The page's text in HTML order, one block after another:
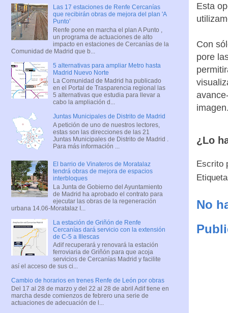
Esta
Con
pore
¿Lo
Escrito
No
Las 17 estaciones de Renfe Cercanías
que recibirán obras de mejora del plan 'A
Punto'
Renfe pone en marcha el plan A Punto ,
un programa de actuaciones de alto
impacto en estaciones de Cercanías de la
Comunidad de Madrid que b...
5 alternativas para ampliar Metro hasta
Madrid Nuevo Norte
La Comunidad de Madrid ha publicado
en el Portal de Trasparencia regional las
5 alternativas que estudia para llevar a
cabo la ampliación d...
Juntas Municipales de Distrito de Madrid
A petición de uno de nuestros lectores,
estas son las direcciones de las 21
Juntas Municipales de Distrito de Madrid .
Para más información ...
El barrio de Vinateros de Moratalaz
tendrá obras de mejora de espacios
interbloques
La Junta de Gobierno del Ayuntamiento
de Madrid ha aprobado el contrato para
ejecutar las obras de la regeneración
urbana 14.06-Moratalaz I...
La estación de Griñón de Renfe
Cercanías dará servicio con la extensión
de C-5 a Illescas
Adif recuperará y renovará la estación
ferroviaria de Griñón para que acoja
servicios de Cercanías Madrid y facilite
así el acceso de sus ci...
Cambio de horarios en trenes Renfe de León por obras
Del 17 al 28 de marzo y del 22 al 28 de abril Adif tiene en
marcha desde comienzos de febrero una serie de
actuaciones de adecuación de l...